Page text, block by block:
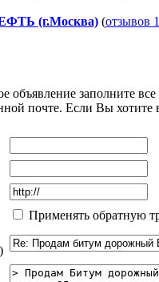
(г.Москва) (отзывов 1
объявление заполните
почте. Если Вы
Применять обратную